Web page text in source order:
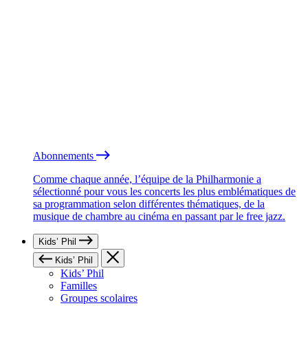
Abonnements
Comme chaque année, l’équipe de la Philharmonie a
sélectionné pour vous les concerts les plus emblématiques de
sa programmation selon différentes thématiques, de la
musique de chambre au cinéma en passant par le free jazz.
Kids’ Phil
Kids’ Phil
Kids’ Phil
Familles
Groupes scolaires